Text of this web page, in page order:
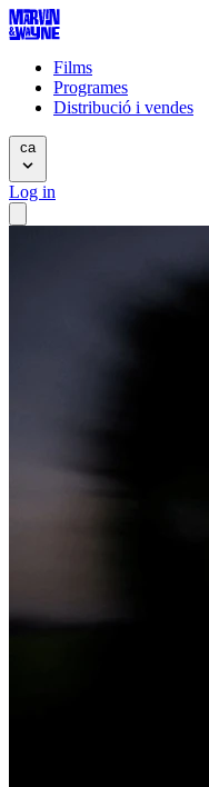
Films
Programes
Distribució i vendes
ca
Log in